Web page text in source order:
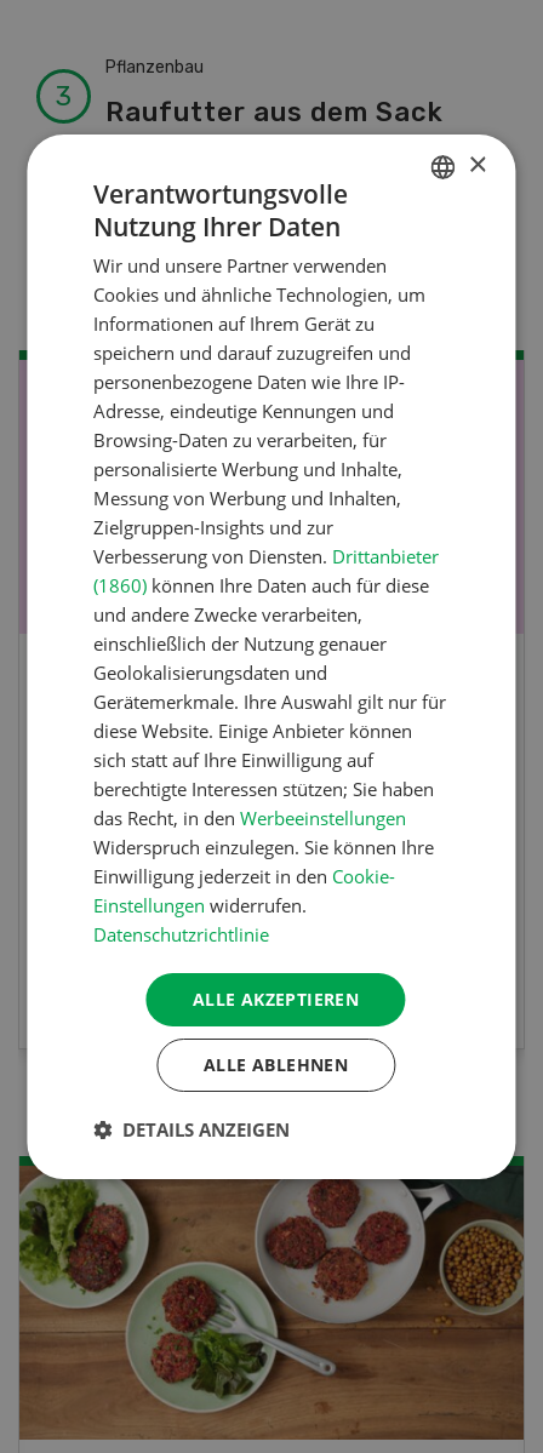
Pflanzenbau
Raufutter aus dem Sack
Nutztiere
Stallklima - Hitzestress
verhindern
NOV
-
JAN
28
Fachkurs Aquakultur
Sind Sie in der Fischzucht tätig oder
interessieren Sie sich für das Thema? In
diesem Fall ist unser FBA-Weiterbildungskurs
die perfekte Wahl für Sie. Der Abschluss lässt
sich mit einem Praktikum zum fachbezogenen,
berufsunabhängigen Ausweis erweitern.
MEHR ZUR VERANSTALTUNG
×
Verantwortungsvolle
Nutzung Ihrer Daten
Wir und unsere Partner verwenden
Cookies und ähnliche Technologien, um
Informationen auf Ihrem Gerät zu
speichern und darauf zuzugreifen und
personenbezogene Daten wie Ihre IP-
Adresse, eindeutige Kennungen und
Browsing-Daten zu verarbeiten, für
personalisierte Werbung und Inhalte,
Messung von Werbung und Inhalten,
Zielgruppen-Insights und zur
Verbesserung von Diensten. Drittanbieter
(1860) können Ihre Daten auch für diese
und andere Zwecke verarbeiten,
einschließlich der Nutzung genauer
Geolokalisierungsdaten und
Gerätemerkmale. Ihre Auswahl gilt nur für
diese Website. Einige Anbieter können
sich statt auf Ihre Einwilligung auf
berechtigte Interessen stützen; Sie haben
das Recht, in denWerbeeinstellungen
Widerspruch einzulegen. Sie können Ihre
Einwilligung jederzeit in den Cookie-
Einstellungen widerrufen.
Datenschutzrichtlinie
ALLE AKZEPTIEREN
ALLE ABLEHNEN
DETAILS ANZEIGEN